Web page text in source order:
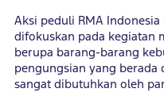
Aksi peduli RMA
difokuskan pada kegiatan
berupa barang-barang
pengungsian yang berada
sangat dibutuhkan oleh